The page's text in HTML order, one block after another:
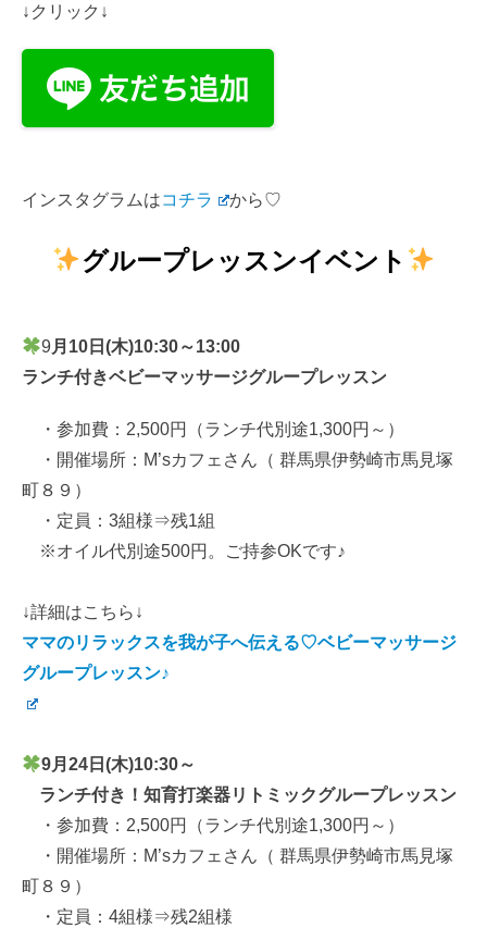
↓クリック↓
インスタグラムはコチラ から♡
グループレッスンイベント
9 月10日(木)10:30～13:00
ランチ付きベビーマッサージグループレッスン
・参加費：2,500円（ランチ代別途1,300円～）
・開催場所：M’sカフェさん（ 群馬県伊勢崎市馬見塚
町８９）
・定員：3組様⇒残1組
※オイル代別途500円。ご持参OKです♪
↓詳細はこちら↓
ママのリラックスを我が子へ伝える♡ベビーマッサージ
グループレッスン♪
9月24日(木)10:30～
ランチ付き！知育打楽器リトミックグループレッスン
・参加費：2,500円（ランチ代別途1,300円～）
・開催場所：M’sカフェさん（ 群馬県伊勢崎市馬見塚
町８９）
・定員：4組様⇒残2組様